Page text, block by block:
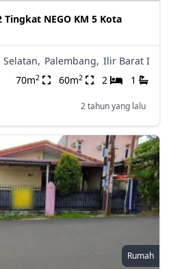
Tingkat NEGO KM 5 Kota
Palembang, Ilir Barat I
70m2 60m2 2 1
2 tahun yang lalu
Rumah